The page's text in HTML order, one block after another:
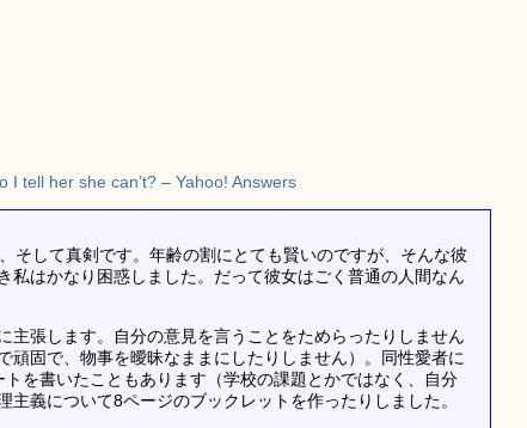
tell her she can’t? – Yahoo! Answers
そして真剣です。年齢の割にとても賢いのですが、そんな彼
私はかなり困惑しました。だって彼女はごく普通の人間なん
主張します。自分の意見を言うことをためらったりしません
頑固で、物事を曖昧なままにしたりしません）。同性愛者に
を書いたこともあります（学校の課題とかではなく、自分
義について8ページのブックレットを作ったりしました。